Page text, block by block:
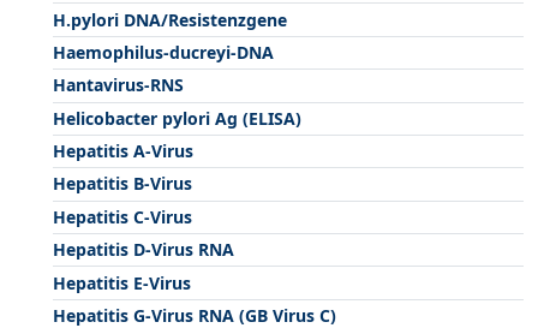
H.pylori DNA/Resistenzgene
Haemophilus-ducreyi-DNA
Hantavirus-RNS
Helicobacter pylori Ag (ELISA)
Hepatitis A-Virus
Hepatitis B-Virus
Hepatitis C-Virus
Hepatitis D-Virus RNA
Hepatitis E-Virus
Hepatitis G-Virus RNA (GB Virus C)